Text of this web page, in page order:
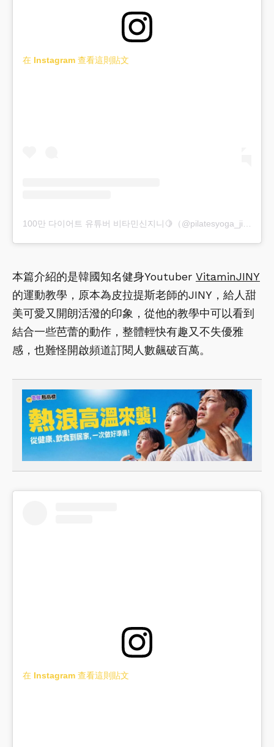
在 Instagram 查看這則貼文
本篇介紹的是韓國知名健身Youtuber VitaminJINY
的運動教學，原本為皮拉提斯老師的JINY，給人甜
美可愛又開朗活潑的印象，從他的教學中可以看到
結合一些芭蕾的動作，整體輕快有趣又不失優雅
感，也難怪開啟頻道訂閱人數飆破百萬。
在 Instagram 查看這則貼文